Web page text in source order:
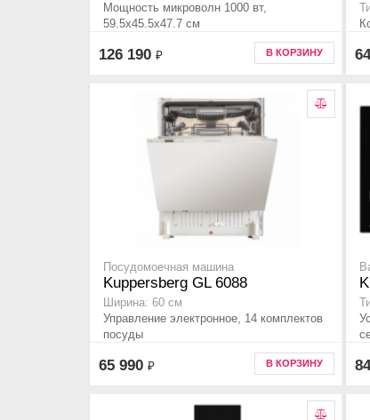
Мощность микроволн 1000 вт,
59.5x45.5x47.7 см
126 190 ₽ В КОРЗИНУ
Посудомоечная машина
Kuppersberg GL 6088
Ширина: 60 см
Управление электронное, 14 комплектов
посуды
65 990 ₽ В КОРЗИНУ